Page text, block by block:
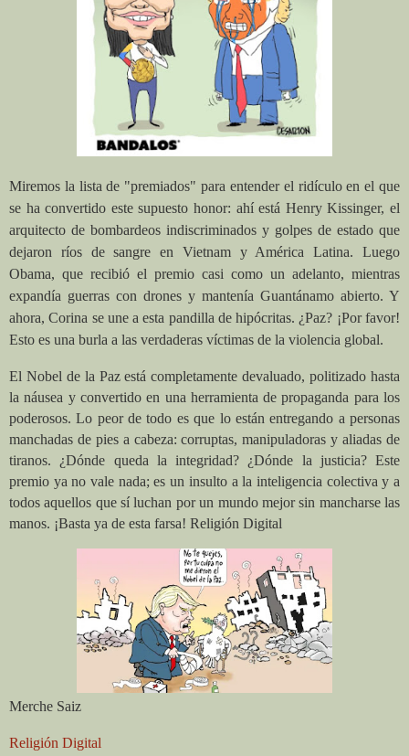
Miremos la lista de "premiados" para entender el ridículo en el que
se ha convertido este supuesto honor: ahí está Henry Kissinger, el
arquitecto de bombardeos indiscriminados y golpes de estado que
dejaron ríos de sangre en Vietnam y América Latina. Luego
Obama, que recibió el premio casi como un adelanto, mientras
expandía guerras con drones y mantenía Guantánamo abierto. Y
ahora, Corina se une a esta pandilla de hipócritas. ¿Paz? ¡Por favor!
Esto es una burla a las verdaderas víctimas de la violencia global.
El Nobel de la Paz está completamente devaluado, politizado hasta
la náusea y convertido en una herramienta de propaganda para los
poderosos. Lo peor de todo es que lo están entregando a personas
manchadas de pies a cabeza: corruptas, manipuladoras y aliadas de
tiranos. ¿Dónde queda la integridad? ¿Dónde la justicia? Este
premio ya no vale nada; es un insulto a la inteligencia colectiva y a
todos aquellos que sí luchan por un mundo mejor sin mancharse las
manos. ¡Basta ya de esta farsa! Religión Digital
Merche Saiz
Religión Digital